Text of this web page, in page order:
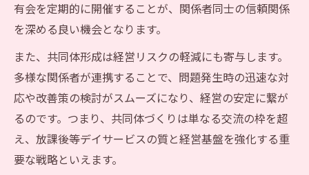
有会を定期的に開催することが、関係者同士の信頼関係
を深める良い機会となります。
また、共同体形成は経営リスクの軽減にも寄与します。
多様な関係者が連携することで、問題発生時の迅速な対
応や改善策の検討がスムーズになり、経営の安定に繋が
るのです。つまり、共同体づくりは単なる交流の枠を超
え、放課後等デイサービスの質と経営基盤を強化する重
要な戦略といえます。